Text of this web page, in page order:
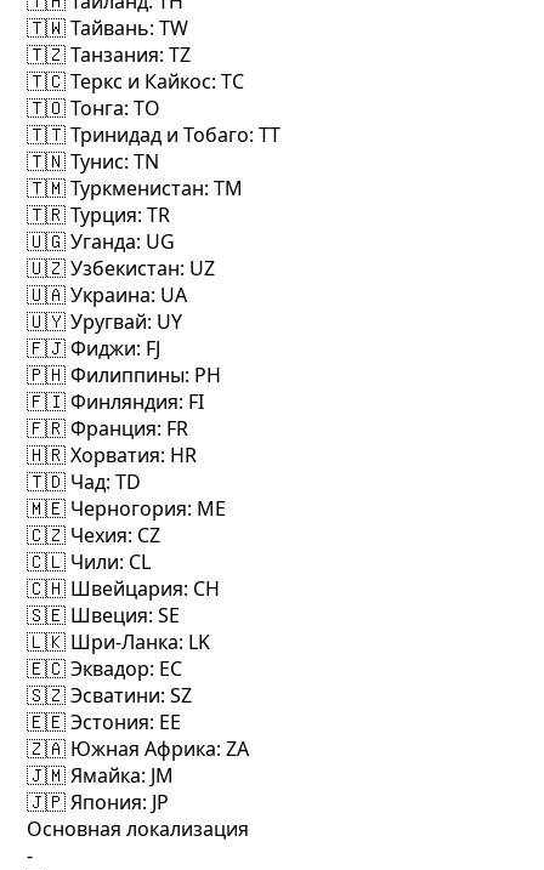
🇹🇼 Тайвань: TW
🇹🇿 Танзания: TZ
🇹🇨 Теркс и Кайкос: TC
🇹🇴 Тонга: TO
🇹🇹 Тринидад и Тобаго: TT
🇹🇳 Тунис: TN
🇹🇲 Туркменистан: TM
🇹🇷 Турция: TR
🇺🇬 Уганда: UG
🇺🇿 Узбекистан: UZ
🇺🇦 Украина: UA
🇺🇾 Уругвай: UY
🇫🇯 Фиджи: FJ
🇵🇭 Филиппины: PH
🇫🇮 Финляндия: FI
🇫🇷 Франция: FR
🇭🇷 Хорватия: HR
🇹🇩 Чад: TD
🇲🇪 Черногория: ME
🇨🇿 Чехия: CZ
🇨🇱 Чили: CL
🇨🇭 Швейцария: CH
🇸🇪 Швеция: SE
🇱🇰 Шри-Ланка: LK
🇪🇨 Эквадор: EC
🇸🇿 Эсватини: SZ
🇪🇪 Эстония: EE
🇿🇦 Южная Африка: ZA
🇯🇲 Ямайка: JM
🇯🇵 Япония: JP
Основная локализация
-